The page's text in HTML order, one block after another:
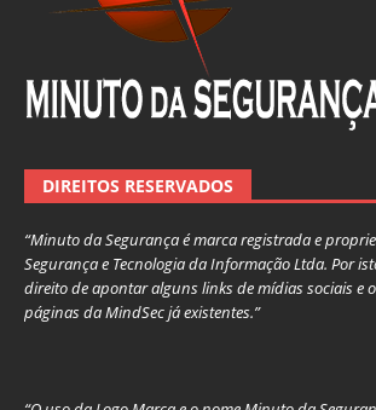
DIREITOS RESERVADOS
“Minuto da Segurança é marca registrada e
Segurança e Tecnologia da Informação Ltda. Por
direito de apontar alguns links de mídias sociais e
páginas da MindSec já existentes.”